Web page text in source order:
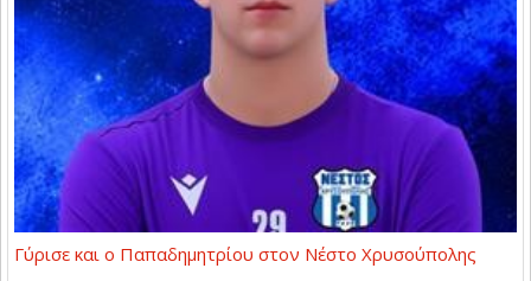
Γύρισε και ο Παπαδημητρίου στον Νέστο Χρυσούπολης